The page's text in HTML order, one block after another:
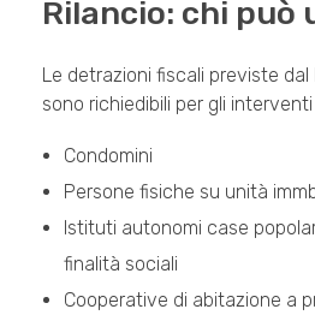
Rilancio: chi può
Le detrazioni fiscali previste dal
sono richiedibili per gli
Condomini
Persone fisiche su unità
Istituti autonomi case
finalità sociali
Cooperative di abitazione a